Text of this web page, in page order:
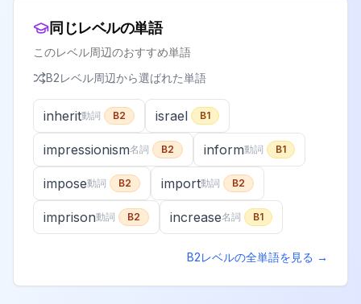
同じレベルの単語
このレベル周辺のおすすめ単語
B2レベル周辺から選ばれた単語
inherit動詞 B2 israel B1
impressionism名詞 B2 inform動詞 B1
impose動詞 B2 import動詞 B2
imprison動詞 B2 increase名詞 B1
B2レベルの全単語を見る →